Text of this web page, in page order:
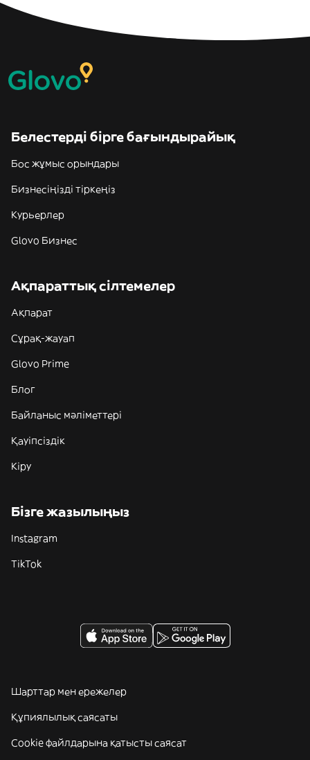
Белестерді бірге бағындырайық
Бос жұмыс орындары
Бизнесіңізді тіркеңіз
Курьерлер
Glovo Бизнес
Ақпараттық сілтемелер
Ақпарат
Сұрақ-жауап
Glovo Prime
Блог
Байланыс мәліметтері
Қауіпсіздік
Кіру
Бізге жазылыңыз
Instagram
TikTok
Шарттар мен ережелер
Құпиялылық саясаты
Cookie файлдарына қатысты саясат